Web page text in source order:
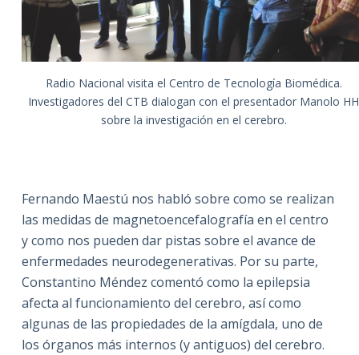
Radio Nacional visita el Centro de Tecnología Biomédica.
Investigadores del CTB dialogan con el presentador Manolo HH
sobre la investigación en el cerebro.
Fernando Maestú nos habló sobre como se realizan
las medidas de magnetoencefalografía en el centro
y como nos pueden dar pistas sobre el avance de
enfermedades neurodegenerativas. Por su parte,
Constantino Méndez comentó como la epilepsia
afecta al funcionamiento del cerebro, así como
algunas de las propiedades de la amígdala, uno de
los órganos más internos (y antiguos) del cerebro.